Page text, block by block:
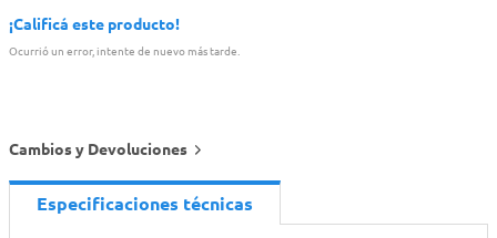
¡Calificá este producto!
Ocurrió un error, intente de nuevo más tarde.
Cambios y Devoluciones
Especificaciones técnicas